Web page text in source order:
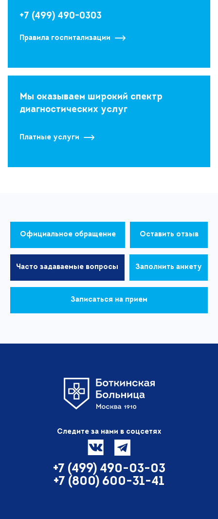
+7 (499) 490-0303
Правила госпитализации
Мы оказываем широкий спектр
диагностических услуг
Платные услуги
Официальное обращение Оставить отзыв
Часто задаваемые вопросы Заполнить анкету
Записаться на прием
Следите за нами в соцсетях
+7 (499) 490-03-03
+7 (800) 600-31-41